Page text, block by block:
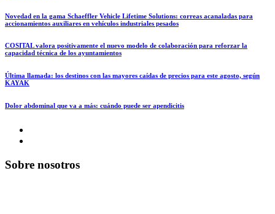
Novedad en la gama Schaeffler Vehicle Lifetime Solutions: correas acanaladas para
accionamientos auxiliares en vehículos industriales pesados
COSITAL valora positivamente el nuevo modelo de colaboración para reforzar la
capacidad técnica de los ayuntamientos
Última llamada: los destinos con las mayores caídas de precios para este agosto, según
KAYAK
Dolor abdominal que va a más: cuándo puede ser apendicitis
Sobre nosotros